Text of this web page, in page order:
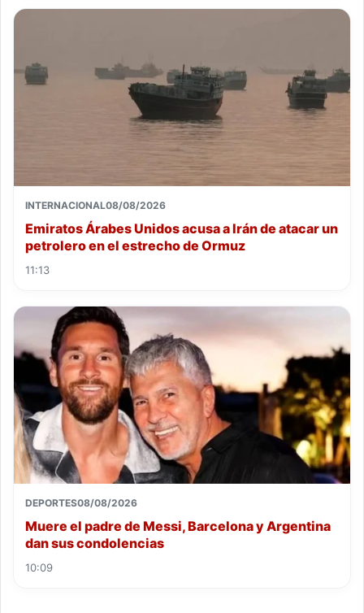
INTERNACIONAL08/08/2026
Emiratos Árabes Unidos acusa a Irán de atacar un
petrolero en el estrecho de Ormuz
11:13
DEPORTES08/08/2026
Muere el padre de Messi, Barcelona y Argentina
dan sus condolencias
10:09